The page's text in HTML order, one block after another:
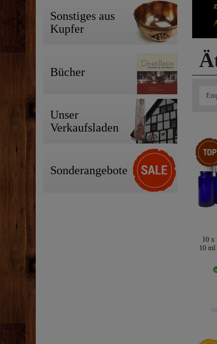
Sonstiges aus
Kupfer
Bücher
Unser
Verkaufsladen
Sonderangebote
10 x
10
10